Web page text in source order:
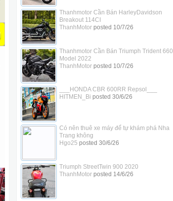
Thanhmotor Cần Bán HarleyDavidson
Breakout 114CI
ThanhMotorposted 10/7/26
Thanhmotor Cần Bán Triumph Trident 660
Model 2022
ThanhMotorposted 10/7/26
___HONDA CBR 600RR Repsol___
HITMEN_Bi posted 30/6/26
Có nên thuê xe máy để tự khám phá Nha
Trang không
Hgo25 posted 30/6/26
Triumph StreetTwin 900 2020
ThanhMotorposted 14/6/26